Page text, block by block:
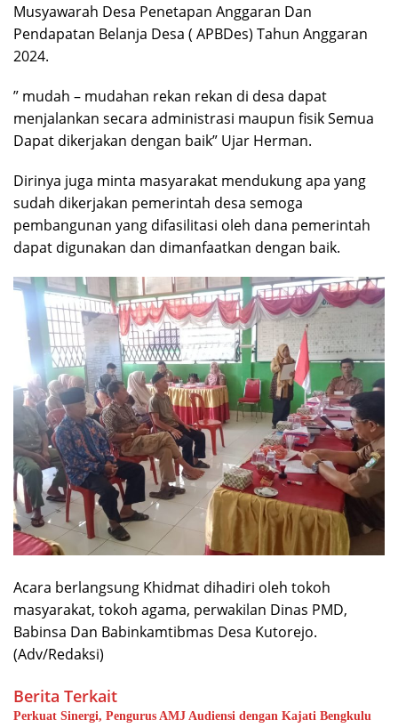
Musyawarah Desa Penetapan Anggaran Dan
Pendapatan Belanja Desa ( APBDes) Tahun Anggaran
2024.
” mudah – mudahan rekan rekan di desa dapat
menjalankan secara administrasi maupun fisik Semua
Dapat dikerjakan dengan baik” Ujar Herman.
Dirinya juga minta masyarakat mendukung apa yang
sudah dikerjakan pemerintah desa semoga
pembangunan yang difasilitasi oleh dana pemerintah
dapat digunakan dan dimanfaatkan dengan baik.
Acara berlangsung Khidmat dihadiri oleh tokoh
masyarakat, tokoh agama, perwakilan Dinas PMD,
Babinsa Dan Babinkamtibmas Desa Kutorejo.
(Adv/Redaksi)
Berita Terkait
Perkuat Sinergi, Pengurus AMJ Audiensi dengan Kajati Bengkulu